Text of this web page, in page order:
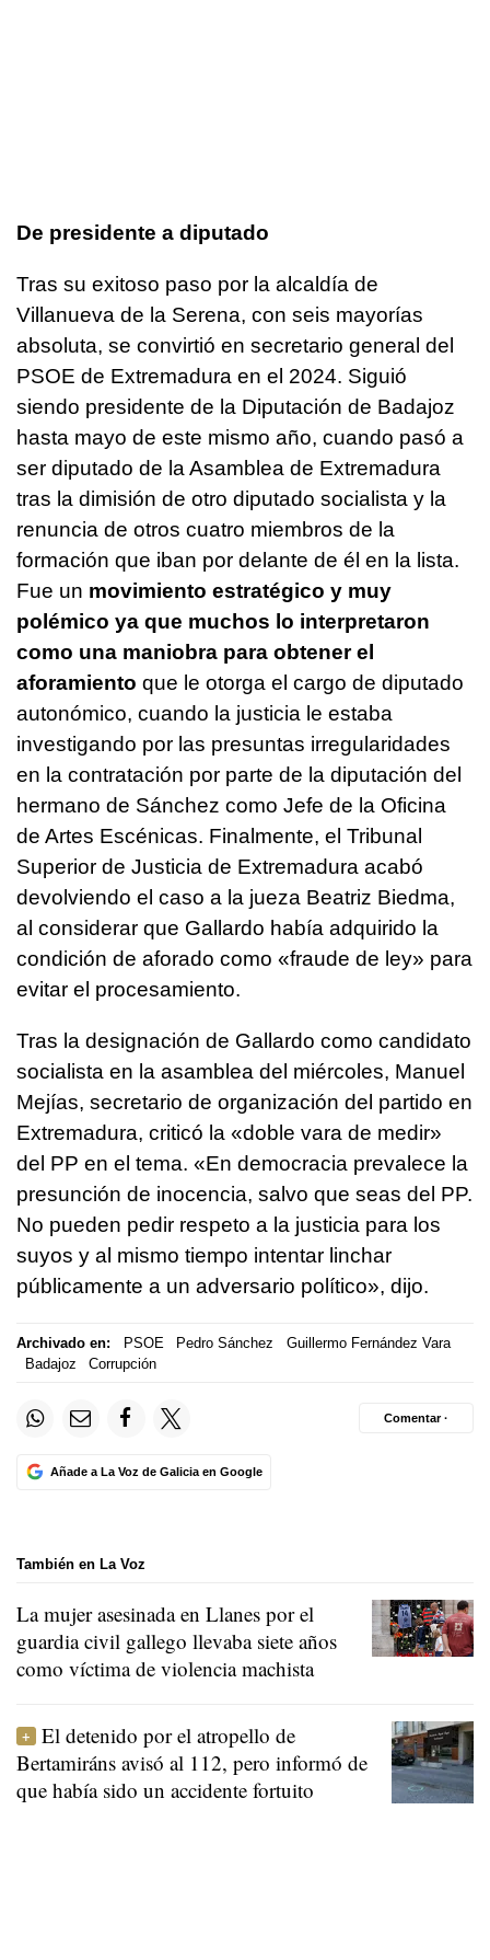
De presidente a diputado
Tras su exitoso paso por la alcaldía de
Villanueva de la Serena, con seis mayorías
absoluta, se convirtió en secretario general del
PSOE de Extremadura en el 2024. Siguió
siendo presidente de la Diputación de Badajoz
hasta mayo de este mismo año, cuando pasó a
ser diputado de la Asamblea de Extremadura
tras la dimisión de otro diputado socialista y la
renuncia de otros cuatro miembros de la
formación que iban por delante de él en la lista.
Fue un movimiento estratégico y muy
polémico ya que muchos lo interpretaron
como una maniobra para obtener el
aforamiento que le otorga el cargo de diputado
autonómico, cuando la justicia le estaba
investigando por las presuntas irregularidades
en la contratación por parte de la diputación del
hermano de Sánchez como Jefe de la Oficina
de Artes Escénicas. Finalmente, el Tribunal
Superior de Justicia de Extremadura acabó
devolviendo el caso a la jueza Beatriz Biedma,
al considerar que Gallardo había adquirido la
condición de aforado como «fraude de ley» para
evitar el procesamiento.
Tras la designación de Gallardo como candidato
socialista en la asamblea del miércoles, Manuel
Mejías, secretario de organización del partido en
Extremadura, criticó la «doble vara de medir»
del PP en el tema. «En democracia prevalece la
presunción de inocencia, salvo que seas del PP.
No pueden pedir respeto a la justicia para los
suyos y al mismo tiempo intentar linchar
públicamente a un adversario político», dijo.
Archivado en: PSOE Pedro Sánchez
Guillermo Fernández Vara
Badajoz
Corrupción
Añade a La Voz de Galicia en Google
Comentar ·
También en La Voz
La mujer asesinada en Llanes por el
guardia civil gallego llevaba siete años
como víctima de violencia machista
El detenido por el atropello de
Bertamiráns avisó al 112, pero informó de
que había sido un accidente fortuito